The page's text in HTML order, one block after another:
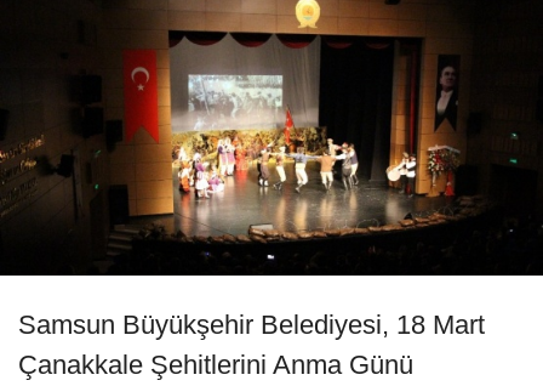
Samsun Büyükşehir Belediyesi, 18 Mart
Çanakkale Şehitlerini Anma Günü